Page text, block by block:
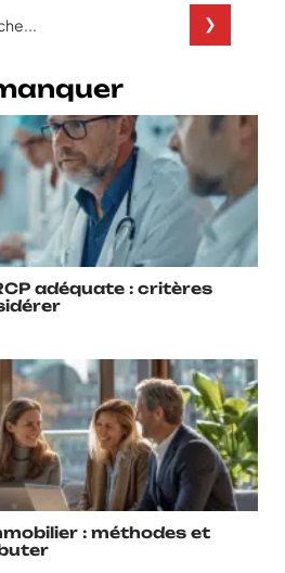
adéquate : critères
: méthodes et